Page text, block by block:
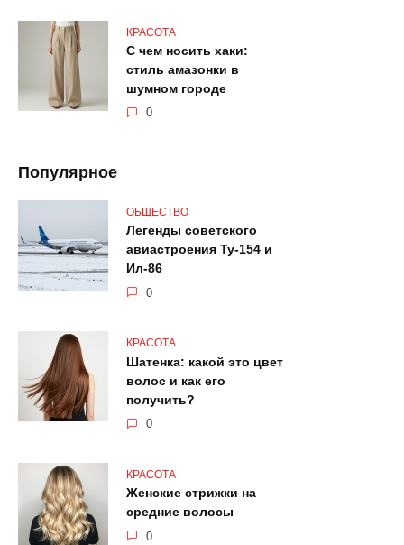
КРАСОТА
С чем носить хаки:
стиль амазонки в
шумном городе
0
Популярное
ОБЩЕСТВО
Легенды советского
авиастроения Ту-154 и
Ил-86
0
КРАСОТА
Шатенка: какой это цвет
волос и как его
получить?
0
КРАСОТА
Женские стрижки на
средние волосы
0